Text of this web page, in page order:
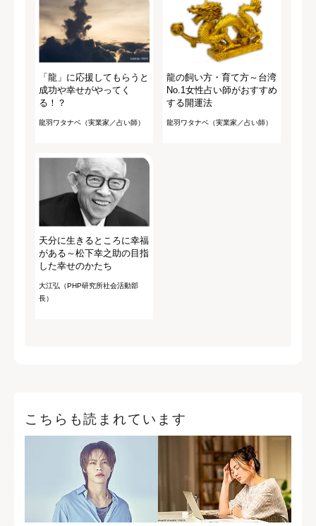
「龍」に応援してもらうと
成功や幸せがやってく
る！？
龍羽ワタナベ（実業家／占い師）
龍の飼い方・育て方～台湾
No.1女性占い師がおすすめ
する開運法
龍羽ワタナベ（実業家／占い師）
天分に生きるところに幸福
がある～松下幸之助の目指
した幸せのかたち
大江弘（PHP研究所社会活動部
長）
こちらも読まれています